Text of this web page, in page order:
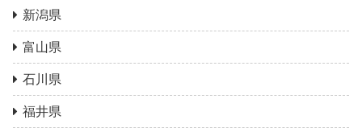
新潟県
富山県
石川県
福井県